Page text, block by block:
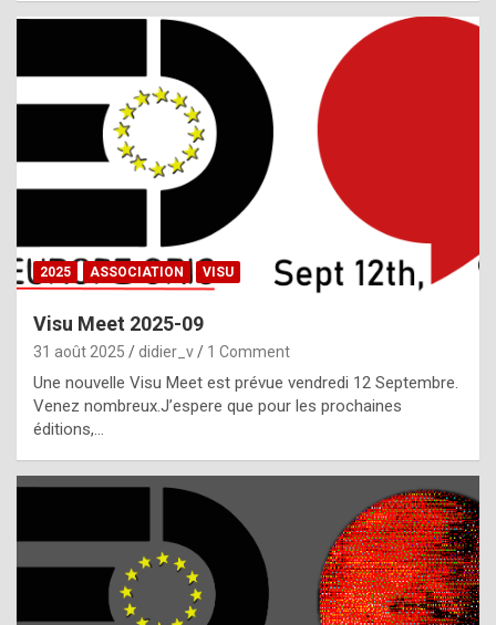
l
,
g
h
t
f
h
2025 ASSOCIATION VISU
Visu Meet 2025-09
31 août 2025 didier_v 1 Comment
Une nouvelle Visu Meet est prévue vendredi 12 Septembre.
Venez nombreux.J’espere que pour les prochaines
éditions,…